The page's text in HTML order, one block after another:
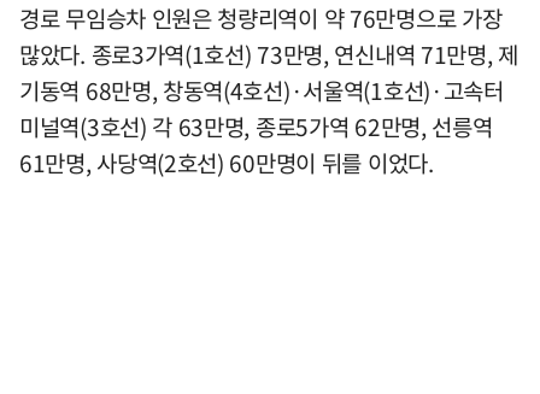
경로 무임승차 인원은 청량리역이 약 76만명으로 가장
많았다. 종로3가역(1호선) 73만명, 연신내역 71만명, 제
기동역 68만명, 창동역(4호선)·서울역(1호선)·고속터
미널역(3호선) 각 63만명, 종로5가역 62만명, 선릉역
61만명, 사당역(2호선) 60만명이 뒤를 이었다.